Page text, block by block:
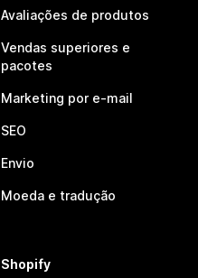
Avaliações de produtos
Vendas superiores e
pacotes
Marketing por e-mail
SEO
Envio
Moeda e tradução
Shopify